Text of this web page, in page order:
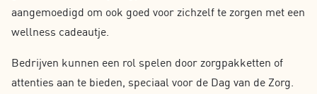
aangemoedigd om ook goed voor zichzelf te zorgen met een
wellness cadeautje.
Bedrijven kunnen een rol spelen door zorgpakketten of
attenties aan te bieden, speciaal voor de Dag van de Zorg.